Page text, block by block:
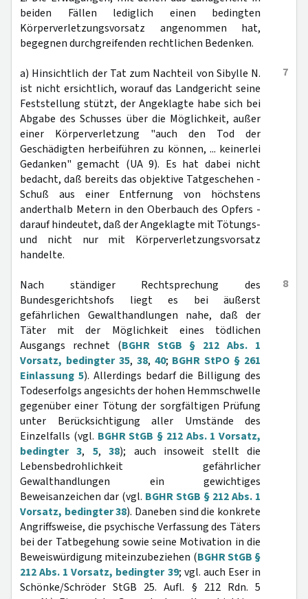
beiden Fällen lediglich einen bedingten
Körperverletzungsvorsatz angenommen hat,
begegnen durchgreifenden rechtlichen Bedenken.
7
a) Hinsichtlich der Tat zum Nachteil von Sibylle N.
ist nicht ersichtlich, worauf das Landgericht seine
Feststellung stützt, der Angeklagte habe sich bei
Abgabe des Schusses über die Möglichkeit, außer
einer Körperverletzung "auch den Tod der
Geschädigten herbeiführen zu können, ... keinerlei
Gedanken" gemacht (UA 9). Es hat dabei nicht
bedacht, daß bereits das objektive Tatgeschehen -
Schuß aus einer Entfernung von höchstens
anderthalb Metern in den Oberbauch des Opfers -
darauf hindeutet, daß der Angeklagte mit Tötungs-
und nicht nur mit Körperverletzungsvorsatz
handelte.
8
Nach ständiger Rechtsprechung des
Bundesgerichtshofs liegt es bei äußerst
gefährlichen Gewalthandlungen nahe, daß der
Täter mit der Möglichkeit eines tödlichen
Ausgangs rechnet (BGHR StGB § 212 Abs. 1
Vorsatz, bedingter 35, 38, 40; BGHR StPO § 261
Einlassung 5). Allerdings bedarf die Billigung des
Todeserfolgs angesichts der hohen Hemmschwelle
gegenüber einer Tötung der sorgfältigen Prüfung
unter Berücksichtigung aller Umstände des
Einzelfalls (vgl. BGHR StGB § 212 Abs. 1 Vorsatz,
bedingter 3, 5,38); auch insoweit stellt die
Lebensbedrohlichkeit gefährlicher
Gewalthandlungen ein gewichtiges
Beweisanzeichen dar (vgl. BGHR StGB § 212 Abs. 1
Vorsatz, bedingter 38). Daneben sind die konkrete
Angriffsweise, die psychische Verfassung des Täters
bei der Tatbegehung sowie seine Motivation in die
Beweiswürdigung miteinzubeziehen (BGHR StGB §
212 Abs. 1 Vorsatz, bedingter 39; vgl. auch Eser in
Schönke/Schröder StGB 25. Aufl. § 212 Rdn. 5